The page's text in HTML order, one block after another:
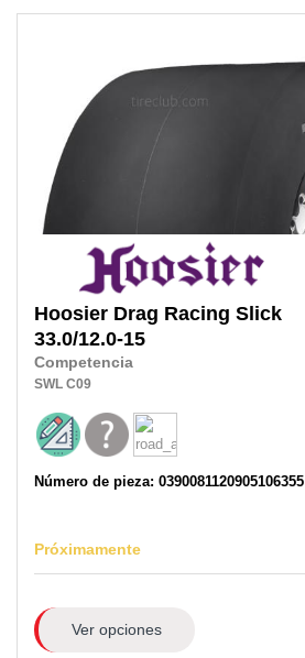
Hoosier Drag Racing Slick
33.0/12.0-15
Competencia
SWL C09
Número de pieza: 0390081120905106355
Próximamente
Ver opciones